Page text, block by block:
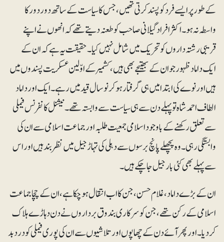
کے طور پر ایسے فرد کو پسند کرتی تھیں، جس کا سیاست کے ساتھ دور دور کا
واسطہ نہ ہو۔ اکثر افراد گیلانی صاحب کو طعنہ دیتے تھے کہ انھوں نے اپنے
قریبی رشتہ داروں کو تحریک میں شامل نہیں کیا۔ حقیقت یہ ہے کہ ان کے
ایک داماد ظہور جو ان کے بھتیجے بھی ہیں، کشمیر کے اوّلین عسکریت پسندوں میں
ہیں اور نوے کی ابتدا میں ہی گرفتار ہوکر نوسال قید میں رہے۔ ایک اور داماد
الطاف احمد شاہ تو پہلے دن سے ہی سیاست سے وابستہ تھے۔ نیشنل کانفرنس فیملی
سے تعلق رکھنے کے باوجود اسلامی جمعیت طلبہ اور جماعت اسلامی سے ان کی
وابستگی رہی۔ وہ پچھلے پانچ برسوں سے دہلی کی تہاڑ جیل میں نظر بند ہیں اور اس
سے پہلے بھی کئی بار جیل جاچکے ہیں۔
ان کے بڑے داماد ، غلام حسن، جن کا اب انتقال ہوچکا ہے، ان کے چچا جماعت
اسلامی کے رکن تھے، جن کو سرکاری بندوق برداروں نے دن دہاڑے ہلاک
کردیا۔ اور پھر آئے دن کے چھاپوں اور تلاشیوں سے ان کی پوری فیملی کو دردبد